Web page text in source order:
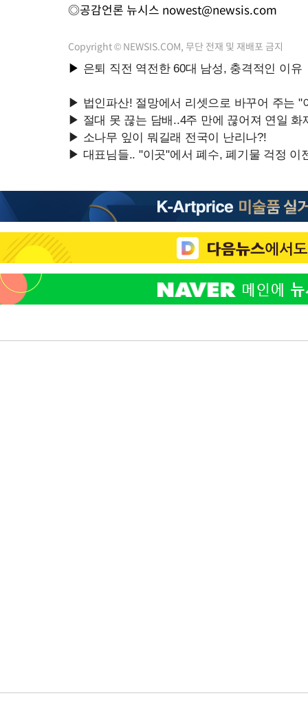
◎공감언론 뉴시스 nowest@newsis.com
Copyright © NEWSIS.COM, 무단 전재 및 재배포 금지